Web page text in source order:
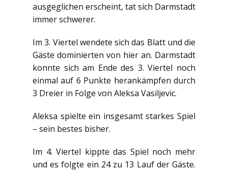
ausgeglichen erscheint, tat sich Darmstadt
immer schwerer.
Im 3. Viertel wendete sich das Blatt und die
Gäste dominierten von hier an. Darmstadt
konnte sich am Ende des 3. Viertel noch
einmal auf 6 Punkte herankämpfen durch
3 Dreier in Folge von Aleksa Vasiljevic.
Aleksa spielte ein insgesamt starkes Spiel
– sein bestes bisher.
Im 4. Viertel kippte das Spiel noch mehr
und es folgte ein 24 zu 13 Lauf der Gäste.